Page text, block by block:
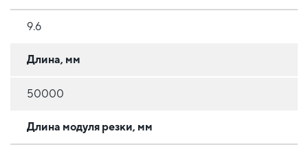
9.6
Длина, мм
50000
Длина модуля резки, мм